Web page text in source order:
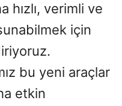
hızlı, verimli ve
için
bu yeni araçlar
etkin